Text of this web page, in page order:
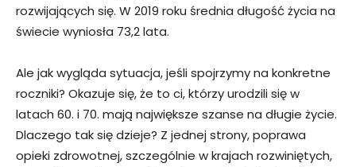
rozwijających się. W 2019 roku średnia długość życia na
świecie wyniosła 73,2 lata.
Ale jak wygląda sytuacja, jeśli spojrzymy na konkretne
roczniki? Okazuje się, że to ci, którzy urodzili się w
latach 60. i 70. mają największe szanse na długie życie.
Dlaczego tak się dzieje? Z jednej strony, poprawa
opieki zdrowotnej, szczególnie w krajach rozwiniętych,